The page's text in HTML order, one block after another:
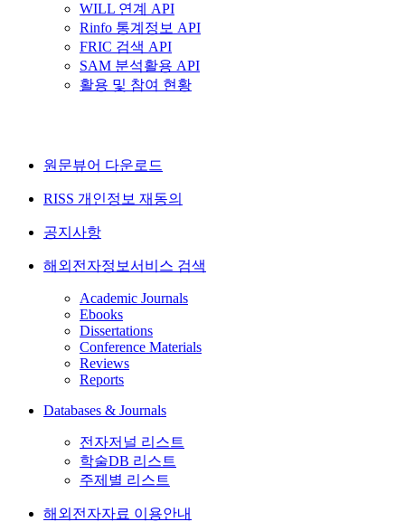
WILL 연계 API
Rinfo 통계정보 API
FRIC 검색 API
SAM 분석활용 API
활용 및 참여 현황
원문뷰어 다운로드
RISS 개인정보 재동의
공지사항
해외전자정보서비스 검색
Academic Journals
Ebooks
Dissertations
Conference Materials
Reviews
Reports
Databases & Journals
전자저널 리스트
학술DB 리스트
주제별 리스트
해외전자자료 이용안내